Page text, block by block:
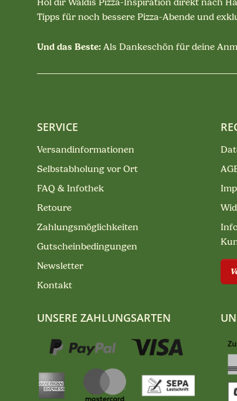
Tipps für noch bessere Pizza-Abende und
Und das Beste: Als Dankeschön für deine
SERVICE
Versandinformationen
Selbstabholung vor Ort
FAQ & Infothek
Retoure
Zahlungsmöglichkeiten
Gutscheinbedingungen
Newsletter
Kontakt
UNSERE ZAHLUNGSARTEN